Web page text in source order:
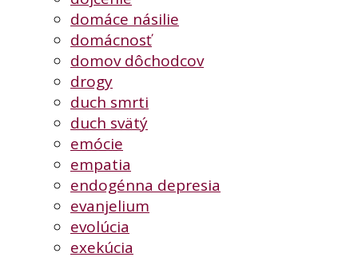
domáce násilie
domácnosť
domov dôchodcov
drogy
duch smrti
duch svätý
emócie
empatia
endogénna depresia
evanjelium
evolúcia
exekúcia